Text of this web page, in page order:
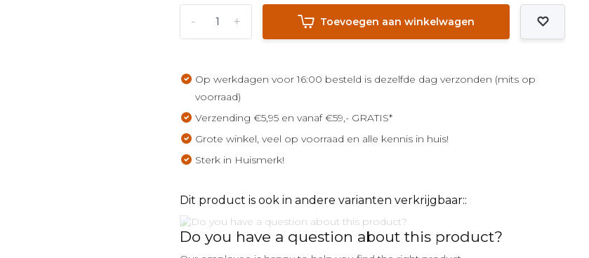
+
- Toevoegen aan winkelwagen
Op werkdagen voor 16:00 besteld is dezelfde dag verzonden (mits op
voorraad)
Verzending €5,95 en vanaf €59,- GRATIS*
Grote winkel, veel op voorraad en alle kennis in huis!
Sterk in Huismerk!
Dit product is ook in andere varianten verkrijgbaar::
Do you have a question about this product?